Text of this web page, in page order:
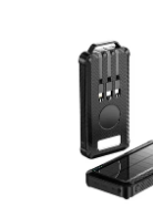
hvězdiček.